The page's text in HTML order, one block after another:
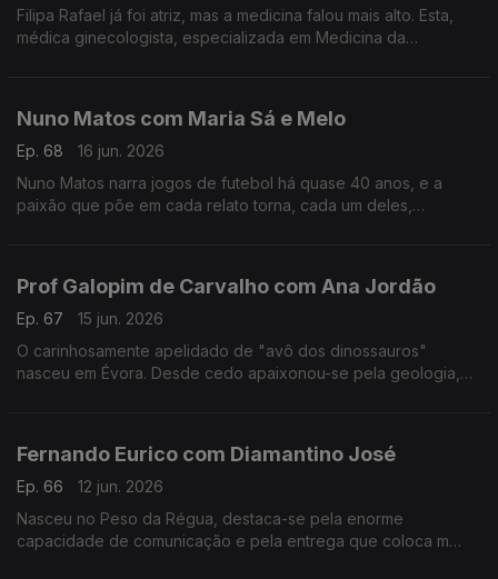
Filipa Rafael já foi atriz, mas a medicina falou mais alto. Esta,
médica ginecologista, especializada em Medicina da
Nuno Matos com Maria Sá e Melo
Ep. 68
16 jun. 2026
Nuno Matos narra jogos de futebol há quase 40 anos, e a
paixão que põe em cada relato torna, cada um deles,
Prof Galopim de Carvalho com Ana Jordão
Ep. 67
15 jun. 2026
O carinhosamente apelidado de "avô dos dinossauros"
nasceu em Évora. Desde cedo apaixonou-se pela geologia,
Fernando Eurico com Diamantino José
Ep. 66
12 jun. 2026
Nasceu no Peso da Régua, destaca-se pela enorme
capacidade de comunicação e pela entrega que coloca m